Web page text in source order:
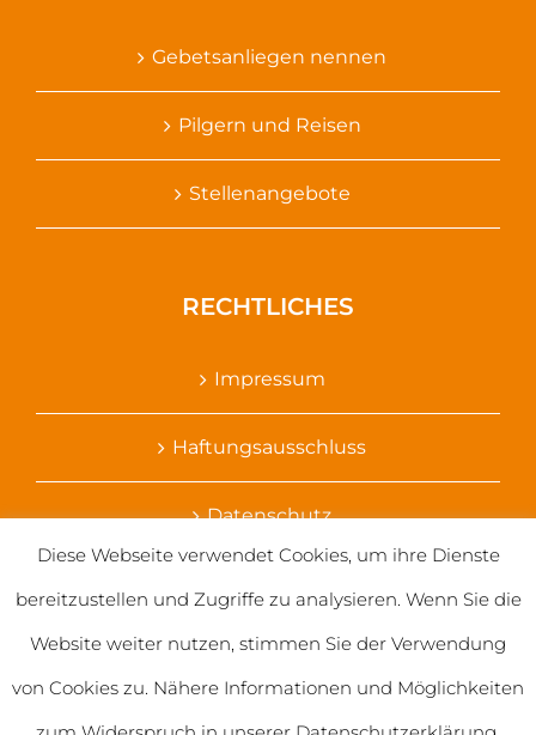
Gebetsanliegen nennen
Pilgern und Reisen
Stellenangebote
RECHTLICHES
Impressum
Haftungsausschluss
Datenschutz
Diese Webseite verwendet Cookies, um ihre Dienste
bereitzustellen und Zugriffe zu analysieren. Wenn Sie die
Website weiter nutzen, stimmen Sie der Verwendung
von Cookies zu. Nähere Informationen und Möglichkeiten